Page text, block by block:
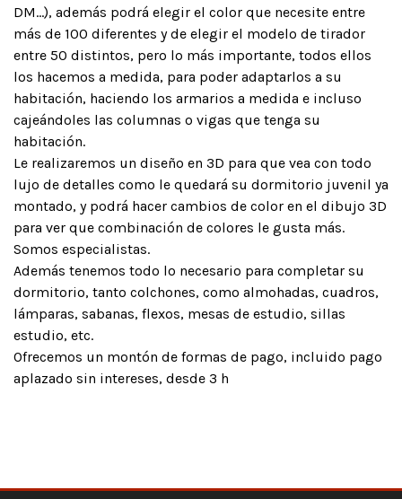
DM…), además podrá elegir el color que necesite entre
más de 100 diferentes y de elegir el modelo de tirador
entre 50 distintos, pero lo más importante, todos ellos
los hacemos a medida, para poder adaptarlos a su
habitación, haciendo los armarios a medida e incluso
cajeándoles las columnas o vigas que tenga su
habitación.
Le realizaremos un diseño en 3D para que vea con todo
lujo de detalles como le quedará su dormitorio juvenil ya
montado, y podrá hacer cambios de color en el dibujo 3D
para ver que combinación de colores le gusta más.
Somos especialistas.
Además tenemos todo lo necesario para completar su
dormitorio, tanto colchones, como almohadas, cuadros,
lámparas, sabanas, flexos, mesas de estudio, sillas
estudio, etc.
Ofrecemos un montón de formas de pago, incluido pago
aplazado sin intereses, desde 3 h